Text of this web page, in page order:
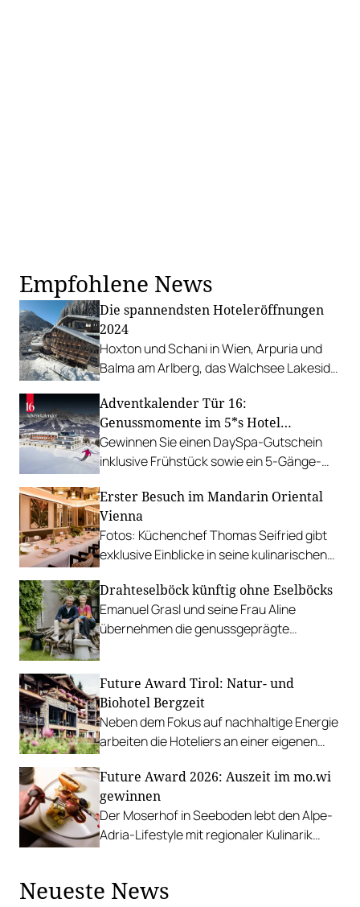
Empfohlene News
Die spannendsten Hoteleröffnungen
2024
Hoxton und Schani in Wien, Arpuria und
Balma am Arlberg, das Walchsee Lakeside
mehr…
Adventkalender Tür 16:
Genussmomente im 5*s Hotel
Kaiserhof
Gewinnen Sie einen DaySpa-Gutschein
inklusive Frühstück sowie ein 5-Gänge-
Ellmau.
Erster Besuch im Mandarin Oriental
Vienna
Fotos: Küchenchef Thomas Seifried gibt
exklusive Einblicke in seine kulinarischen
Drahteselböck künftig ohne Eselböcks
Emanuel Grasl und seine Frau Aline
übernehmen die genussgeprägte
Istrien.
Future Award Tirol: Natur- und
Biohotel Bergzeit
Neben dem Fokus auf nachhaltige Energie
arbeiten die Hoteliers an einer eigenen
Future Award 2026: Auszeit im mo.wi
gewinnen
Der Moserhof in Seeboden lebt den Alpe-
Adria-Lifestyle mit regionaler Kulinarik
Neueste News